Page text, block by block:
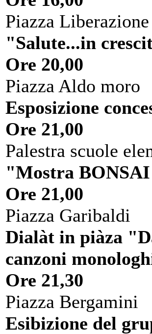
Piazza
"Salute...in
Ore 20,00
Piazza Aldo moro
Esposizione
Ore 21,00
Palestra scuole
"Mostra
Ore 21,00
Piazza Garibaldi
Dialàt in piàza
canzoni
Ore 21,30
Piazza Bergamini
Esibizione del